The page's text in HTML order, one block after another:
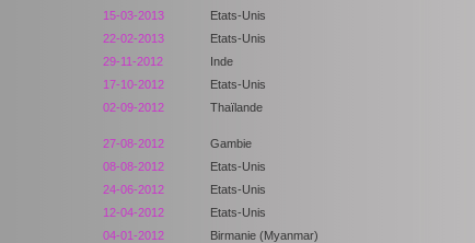
15-03-2013 Etats-Unis
22-02-2013 Etats-Unis
29-11-2012 Inde
17-10-2012 Etats-Unis
02-09-2012 Thaïlande
27-08-2012 Gambie
08-08-2012 Etats-Unis
24-06-2012 Etats-Unis
12-04-2012 Etats-Unis
04-01-2012 Birmanie (Myanmar)